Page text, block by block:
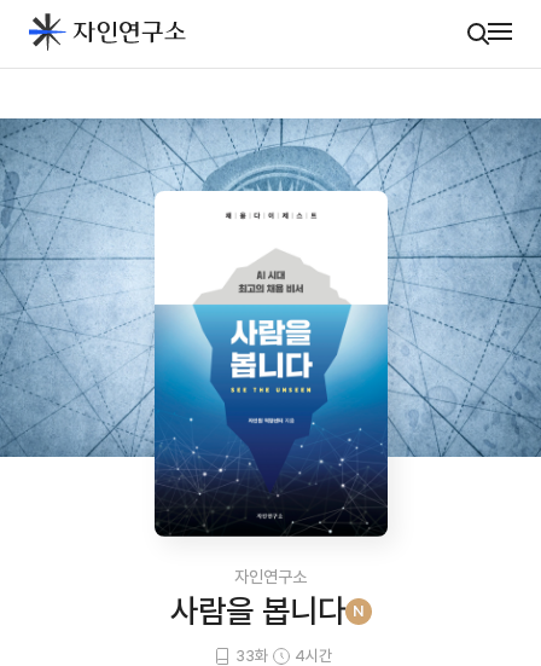
자인연구소
사람을 봅니다 N
33화 4시간